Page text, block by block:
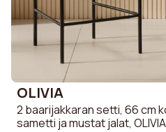
OLIVIA
2 baarijakkaran setti, 66 cm
sametti ja mustat jalat, OLIVIA